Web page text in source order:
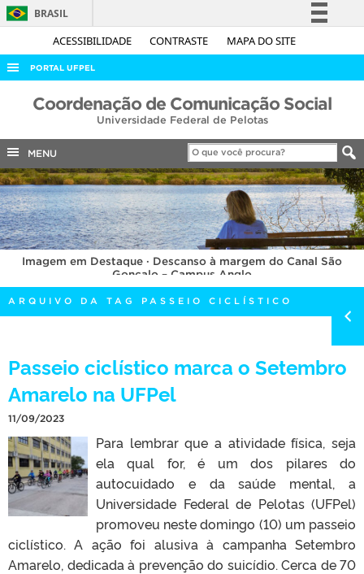
ACESSIBILIDADE CONTRASTE MAPA DO SITE
BRASIL
Simplifique!
Acesso à informação
Legislação
Canais
PORTAL UFPEL
ACESSO À INFORMAÇÃO
COBALTO
CONCURSOS
EDITAIS
INTERNACIONAL
OUVIDORIA
PORTARIAS
TELEFONES
Coordenação de Comunicação Social
Universidade Federal de Pelotas
MENU
Imagem em Destaque · Descanso à margem do Canal São
Gonçalo – Campus Anglo
ARQUIVO DA TAG PASSEIO CICLÍSTICO
Passeio ciclístico marca o Setembro
Amarelo na UFPel
11/09/2023
Para lembrar que a atividade física, seja
ela qual for, é um dos pilares do
autocuidado e da saúde mental, a
Universidade Federal de Pelotas (UFPel)
promoveu neste domingo (10) um passeio
ciclístico. A ação foi alusiva à campanha Setembro
Amarelo, dedicada à prevenção do suicídio. Cerca de 70